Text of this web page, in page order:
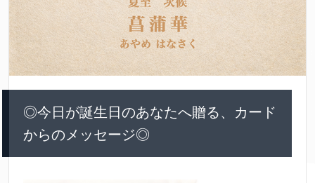
◎今日が誕生日のあなたへ贈る、カード
からのメッセージ◎